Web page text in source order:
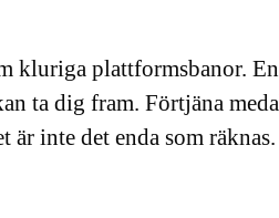
kluriga plattformsbanor.
ta dig fram. Förtjäna
är inte det enda som räknas.